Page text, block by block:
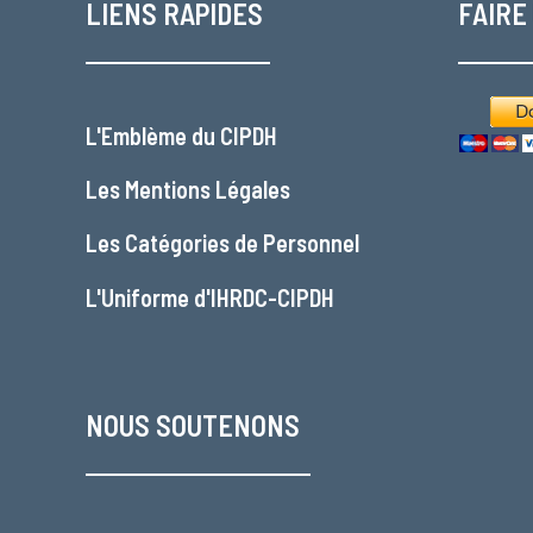
LIENS RAPIDES
L'Emblème du CIPDH
Les Mentions Légales
Les Catégories de Personnel
L'Uniforme d'IHRDC-CIPDH
NOUS SOUTENONS